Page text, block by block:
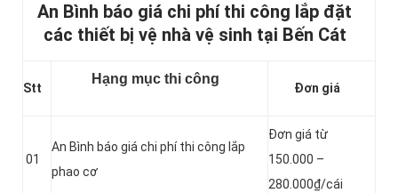
An Bình báo giá chi phí thi công lắp đặt
các thiết bị vệ nhà vệ sinh tại Bến Cát
Stt
Hạng mục thi công
Đơn giá
01
An Bình báo giá chi phí thi công lắp
phao cơ
Đơn giá từ
150.000 –
280.000₫/cái